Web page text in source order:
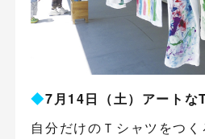
◆7月14日（土）アートな
自分だけのＴシャツをつく